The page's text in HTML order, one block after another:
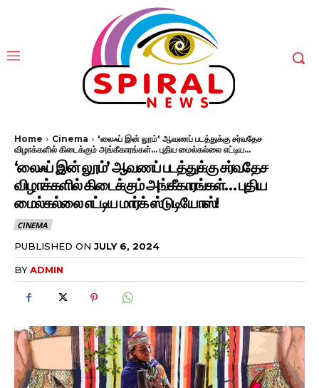
Home Cinema
'லைஃப் இன் லூம்' ஆவணப் படத்துக்கு சர்வதேச
விழாக்களில் கிடைக்கும் அங்கீகாரங்கள்... புதிய மைல்கல்லை எட்டிய...
‘லைஃப் இன் லூம்’ ஆவணப் படத்துக்கு சர்வதேச
விழாக்களில் கிடைக்கும் அங்கீகாரங்கள்… புதிய
மைல்கல்லை எட்டிய மார்க் ஸ்டுடியோஸ்!
CINEMA
PUBLISHED ON JULY 6, 2024
BYADMIN